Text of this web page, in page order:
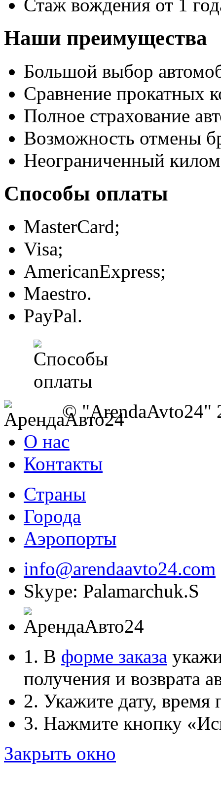
Стаж вождения от 1
Наши преимущества
Большой выбор
Сравнение прокатных
Полное страхование
Возможность отмены
Неограниченный
Способы оплаты
MasterCard;
Visa;
AmericanExpress;
Maestro.
PayPal.
© "ArendaAvto24"
О нас
Контакты
Страны
Города
Аэропорты
info@arendaavto24.com
Skype: Palamarchuk.S
1. В форме заказа
получения и возврата
2. Укажите дату, время
3. Нажмите кнопку
Закрыть окно